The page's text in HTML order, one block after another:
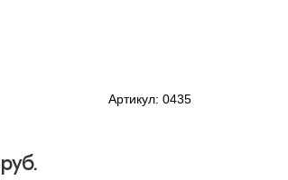
Артикул: 0435
руб.